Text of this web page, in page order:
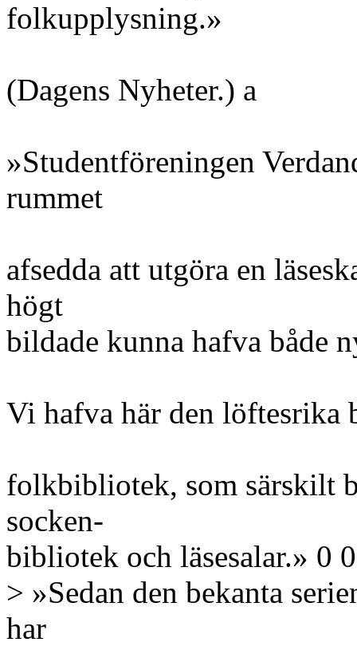
folkupplysning.»
(Dagens Nyheter.) a
»Studentföreningen
rummet
afsedda att utgöra en
högt
bildade kunna hafva både
Vi hafva här den
folkbibliotek, som särskilt
socken-
bibliotek och läsesalar.» 0
> »Sedan den bekanta
har